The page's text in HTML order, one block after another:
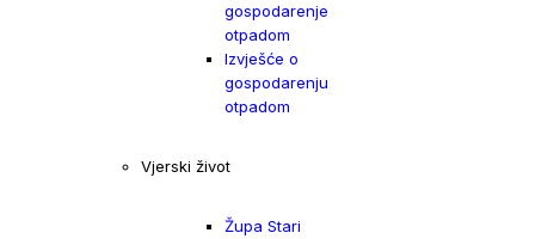
gospodarenje
otpadom
Izvješće o
gospodarenju
otpadom
Vjerski život
Župa Stari